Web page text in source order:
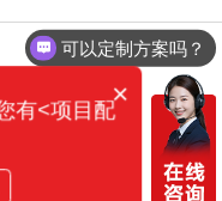
可以定制方案吗？
×
有<项目配